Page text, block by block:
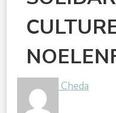
Cheda